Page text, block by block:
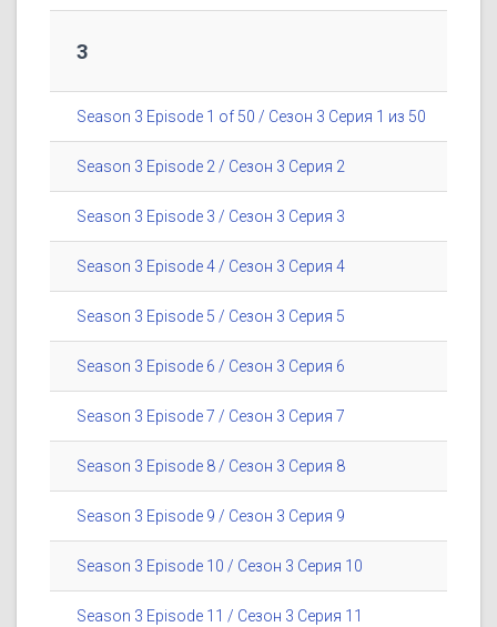
3
Season 3 Episode 1 of 50 / Сезон 3 Серия 1 из 50
Season 3 Episode 2 / Сезон 3 Серия 2
Season 3 Episode 3 / Сезон 3 Серия 3
Season 3 Episode 4 / Сезон 3 Серия 4
Season 3 Episode 5 / Сезон 3 Серия 5
Season 3 Episode 6 / Сезон 3 Серия 6
Season 3 Episode 7 / Сезон 3 Серия 7
Season 3 Episode 8 / Сезон 3 Серия 8
Season 3 Episode 9 / Сезон 3 Серия 9
Season 3 Episode 10 / Сезон 3 Серия 10
Season 3 Episode 11 / Сезон 3 Серия 11